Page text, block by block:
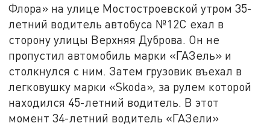
Флора» на улице Мостостроевской утром 35-
летний водитель автобуса №12С ехал в
сторону улицы Верхняя Дуброва. Он не
пропустил автомобиль марки «ГАЗель» и
столкнулся с ним. Затем грузовик въехал в
легковушку марки «Skoda», за рулем которой
находился 45-летний водитель. В этот
момент 34-летний водитель «ГАЗели»